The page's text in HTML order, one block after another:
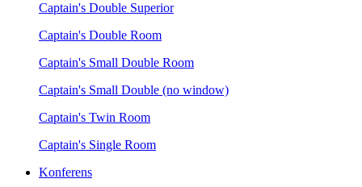
Captain's Double Superior
Captain's Double Room
Captain's Small Double Room
Captain's Small Double (no window)
Captain's Twin Room
Captain's Single Room
Konferens